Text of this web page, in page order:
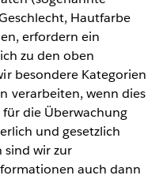
Hautfarbe
erfordern ein
zu den oben
besondere Kategorien
verarbeiten, wenn dies
die Überwachung
und gesetzlich
sind wir zur
auch dann